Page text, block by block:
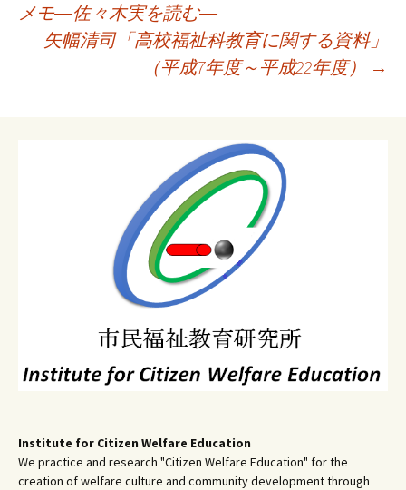
メモ―佐々木実を読む―
矢幅清司「高校福祉科教育に関する資料」
（平成7年度～平成22年度）
→
Institute for Citizen Welfare Education
We practice and research "Citizen Welfare Education" for the
creation of welfare culture and community development through